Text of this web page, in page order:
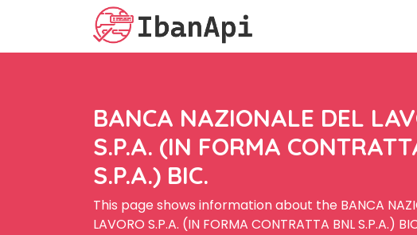
BANCA NAZIONALE DEL
S.P.A. (IN FORMA
S.P.A.) BIC.
This page shows information about the BANCA
LAVORO S.P.A. (IN FORMA CONTRATTA BNL S.P.A.)